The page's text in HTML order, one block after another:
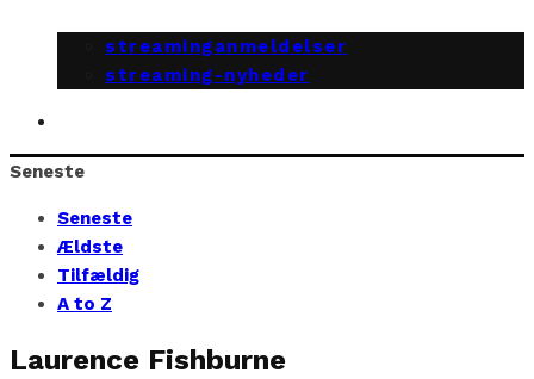
streaminganmeldelser
streaming-nyheder
Seneste
Seneste
Ældste
Tilfældig
A to Z
Laurence Fishburne